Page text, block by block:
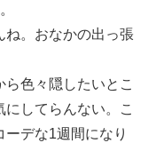
ね。おなかの出っ張
色々隠したいとこ
してらんない。こ
デな1週間になり